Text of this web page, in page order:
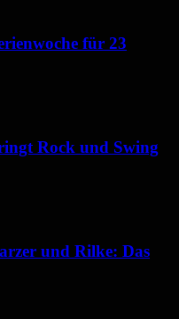
für 23
Rock und Swing
und Rilke: Das